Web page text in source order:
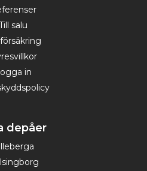
salu
in
depåer